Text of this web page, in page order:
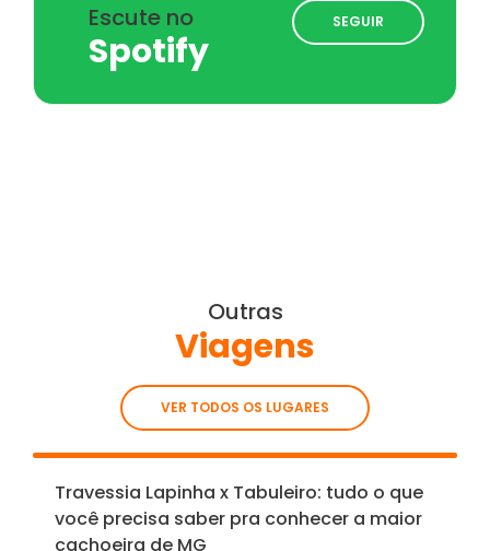
Escute no
Spotify
SEGUIR
Outras
Viagens
VER TODOS OS LUGARES
Travessia Lapinha x Tabuleiro: tudo o que
você precisa saber pra conhecer a maior
cachoeira de MG